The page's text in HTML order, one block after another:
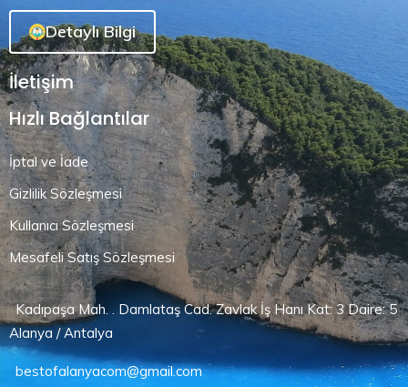
Detaylı Bilgi
İletişim
Hızlı Bağlantılar
İptal ve İade
Gizlilik Sözleşmesi
Kullanıcı Sözleşmesi
Mesafeli Satış Sözleşmesi
Kadıpaşa Mah. . Damlataş Cad. Zavlak İş Hanı Kat: 3 Daire: 5
Alanya / Antalya
bestofalanyacom@gmail.com